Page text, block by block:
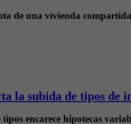
de una vivienda
la subida de tipos de
encarece hipotecas